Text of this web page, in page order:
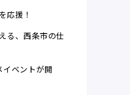
応援！
る、西条市の仕
ベントが開